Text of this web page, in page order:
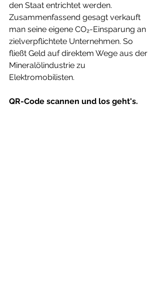
den Staat entrichtet werden.
Zusammenfassend gesagt verkauft
man seine eigene CO₂-Einsparung an
zielverpflichtete Unternehmen. So
fließt Geld auf direktem Wege aus der
Mineralölindustrie zu
Elektromobilisten.
QR-Code scannen und los geht's.